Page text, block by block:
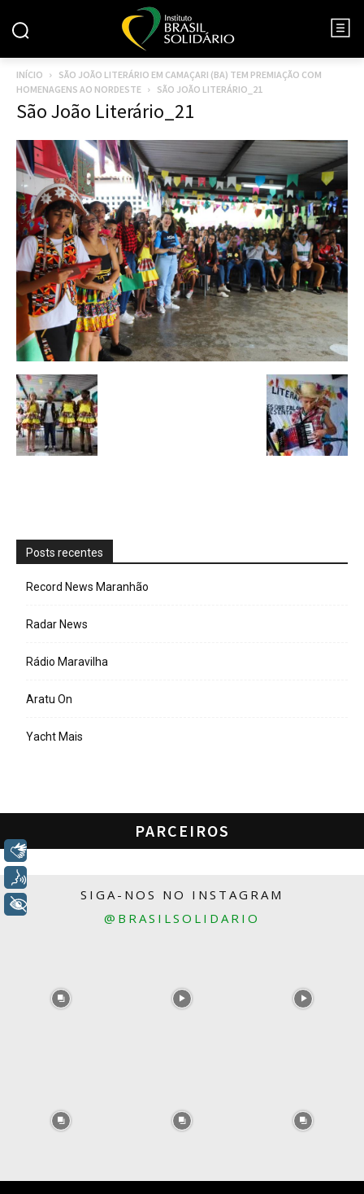
INÍCIO
SÃO JOÃO LITERÁRIO EM CAMAÇARI (BA) TEM PREMIAÇÃO COM
HOMENAGENS AO NORDESTE
SÃO JOÃO LITERÁRIO_21
São João Literário_21
Posts recentes
Record News Maranhão
Radar News
Rádio Maravilha
Aratu On
Yacht Mais
PARCEIROS
SIGA-NOS NO INSTAGRAM
@BRASILSOLIDARIO
Libras
+ Acessibilidade